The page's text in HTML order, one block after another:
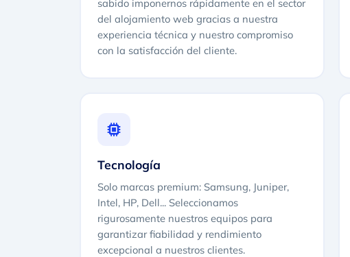
sabido imponernos rápidamente en el sector
del alojamiento web gracias a nuestra
experiencia técnica y nuestro compromiso
con la satisfacción del cliente.
Tecnología
Solo marcas premium: Samsung, Juniper,
Intel, HP, Dell... Seleccionamos
rigurosamente nuestros equipos para
garantizar fiabilidad y rendimiento
excepcional a nuestros clientes.